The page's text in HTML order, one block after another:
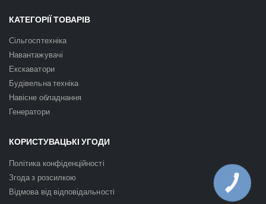
КАТЕГОРІЇ ТОВАРІВ
Сільгосптехніка
Навантажувачі
Екскаватори
Будівельна техніка
Навісне обладнання
Генератори
КОРИСТУВАЦЬКІ УГОДИ
Політика конфіденційності
Згода з розсилкою
Відмова від відповідальності
КНОПКА
ЗВ'ЯЗКУ